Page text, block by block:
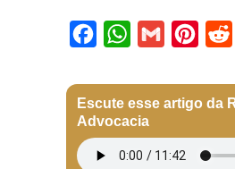
FacebookWhatsApp
Gmail
Escute esse artigo da
Advocacia